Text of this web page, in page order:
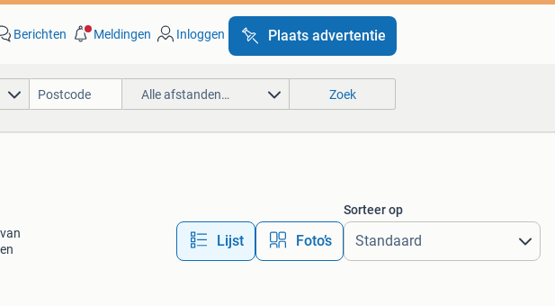
Berichten Meldingen Inloggen Plaats advertentie
Alle afstanden… Zoek
Lijst Foto’s
Sorteer op